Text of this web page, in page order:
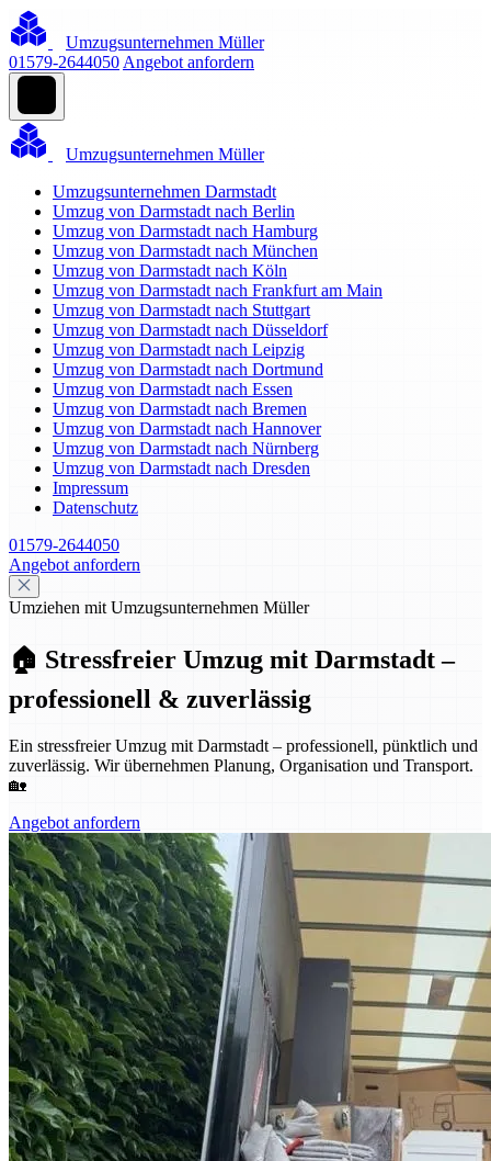
Umzugsunternehmen Müller
01579-2644050 Angebot anfordern
Umzugsunternehmen Müller
Umzugsunternehmen Darmstadt
Umzug von Darmstadt nach Berlin
Umzug von Darmstadt nach Hamburg
Umzug von Darmstadt nach München
Umzug von Darmstadt nach Köln
Umzug von Darmstadt nach Frankfurt am Main
Umzug von Darmstadt nach Stuttgart
Umzug von Darmstadt nach Düsseldorf
Umzug von Darmstadt nach Leipzig
Umzug von Darmstadt nach Dortmund
Umzug von Darmstadt nach Essen
Umzug von Darmstadt nach Bremen
Umzug von Darmstadt nach Hannover
Umzug von Darmstadt nach Nürnberg
Umzug von Darmstadt nach Dresden
Impressum
Datenschutz
01579-2644050
Angebot anfordern
Umziehen mit Umzugsunternehmen Müller
🏠 Stressfreier Umzug mit Darmstadt –
professionell & zuverlässig
Ein stressfreier Umzug mit Darmstadt – professionell, pünktlich und
zuverlässig. Wir übernehmen Planung, Organisation und Transport.
🏡
Angebot anfordern